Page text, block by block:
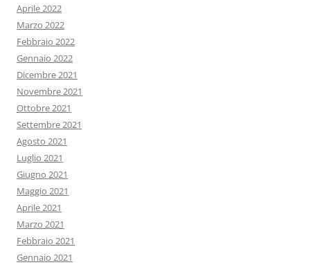
Aprile 2022
Marzo 2022
Febbraio 2022
Gennaio 2022
Dicembre 2021
Novembre 2021
Ottobre 2021
Settembre 2021
Agosto 2021
Luglio 2021
Giugno 2021
Maggio 2021
Aprile 2021
Marzo 2021
Febbraio 2021
Gennaio 2021